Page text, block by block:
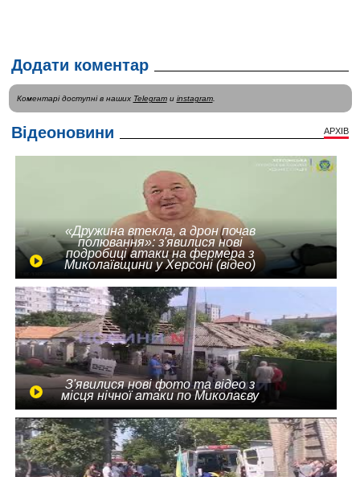
Додати коментар
Коментарі доступні в наших Telegramи instagram.
Відеоновини АРХІВ
«Дружина втекла, а дрон почав
полювання»: з'явилися нові
подробиці атаки на фермера з
Миколаївщини у Херсоні (відео)
З'явилися нові фото та відео з
місця нічної атаки по Миколаєву